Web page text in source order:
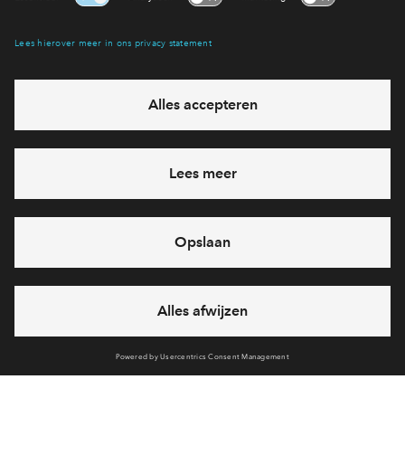
Interesse? Meld je dan snel aan
712 28 46